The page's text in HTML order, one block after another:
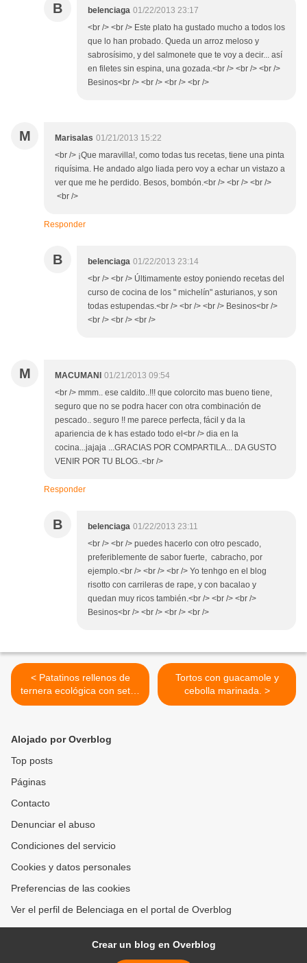
B belenciaga 01/22/2013 23:17
<br /> <br /> Este plato ha gustado mucho a todos los
que lo han probado. Queda un arroz meloso y
sabrosísimo, y del salmonete que te voy a decir... así
en filetes sin espina, una gozada.<br /> <br /> <br />
Besinos<br /> <br /> <br /> <br />
M Marisalas 01/21/2013 15:22
<br /> ¡Que maravilla!, como todas tus recetas, tiene una pinta
riquísima. He andado algo liada pero voy a echar un vistazo a
ver que me he perdido. Besos, bombón.<br /> <br /> <br />
<br />
Responder
B belenciaga 01/22/2013 23:14
<br /> <br /> Últimamente estoy poniendo recetas del
curso de cocina de los " michelín" asturianos, y son
todas estupendas.<br /> <br /> <br /> Besinos<br />
<br /> <br /> <br />
M MACUMANI
01/21/2013 09:54
<br /> mmm.. ese caldito..!!! que colorcito mas bueno tiene,
seguro que no se podra hacer con otra combinación de
pescado.. seguro !! me parece perfecta, fácil y da la
apariencia de k has estado todo el<br /> dia en la
cocina...jajaja ...GRACIAS POR COMPARTILA... DA GUSTO
VENIR POR TU BLOG..<br />
Responder
B belenciaga 01/22/2013 23:11
<br /> <br /> puedes hacerlo con otro pescado,
preferiblemente de sabor fuerte, cabracho, por
ejemplo.<br /> <br /> <br /> Yo tenhgo en el blog
risotto con carrileras de rape, y con bacalao y
quedan muy ricos también.<br /> <br /> <br />
Besinos<br /> <br /> <br /> <br />
< Patatinos rellenos de
ternera ecológica con setas
y raíces asadas.
Tortos con guacamole y
cebolla marinada. >
Alojado por Overblog
Top posts
Páginas
Contacto
Denunciar el abuso
Condiciones del servicio
Cookies y datos personales
Preferencias de las cookies
Ver el perfil de Belenciaga en el portal de Overblog
Crear un blog en Overblog